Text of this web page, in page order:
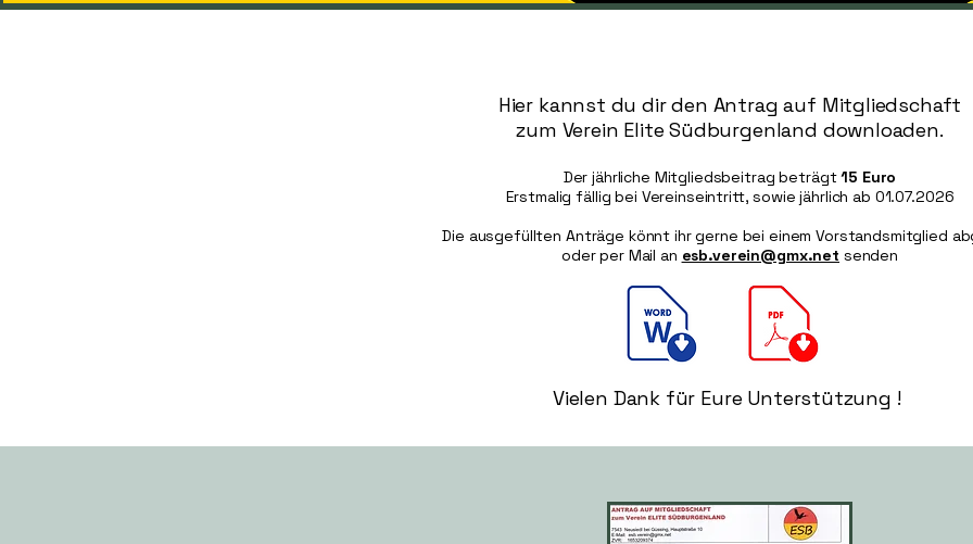
Hier kannst du dir den Antrag auf Mitgliedschaft
zum Verein Elite Südburgenland downloaden.
Der jährliche Mitgliedsbeitrag beträgt15 Euro
Erstmalig fällig bei Vereinseintritt, sowie jährlich ab 01.07.2026
Die ausgefüllten Anträge könnt ihr gerne bei einem Vorstandsmitglied
oder per Mail an esb.verein@gmx.net senden
Vielen Dank für Eure Unterstützung !